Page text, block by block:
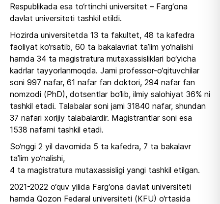
Respublikada esa to‘rtinchi universitet – Farg‘ona
davlat universiteti tashkil etildi.
Hozirda universitetda 13 ta fakultet, 48 ta kafedra
faoliyat ko‘rsatib, 60 ta bakalavriat ta’lim yo‘nalishi
hamda 34 ta magistratura mutaxassisliklari bo‘yicha
kadrlar tayyorlanmoqda. Jami professor-o‘qituvchilar
soni 997 nafar, 61 nafar fan doktori, 294 nafar fan
nomzodi (PhD), dotsentlar bo‘lib, ilmiy salohiyat 36% ni
tashkil etadi. Talabalar soni jami 31840 nafar, shundan
37 nafari xorijiy talabalardir. Magistrantlar soni esa
1538 nafarni tashkil etadi.
So‘nggi 2 yil davomida 5 ta kafedra, 7 ta bakalavr
ta’lim yo‘nalishi,
4 ta magistratura mutaxassisligi yangi tashkil etilgan.
2021-2022 o‘quv yilida Farg‘ona davlat universiteti
hamda Qozon Fedaral universiteti (KFU) o‘rtasida